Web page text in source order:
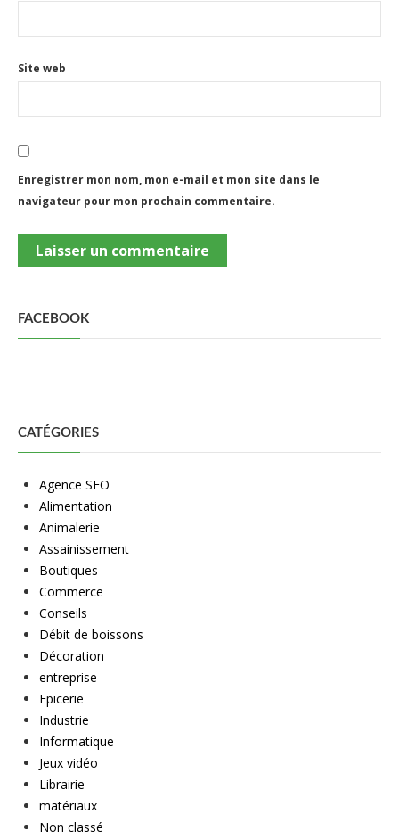
Site web
Enregistrer mon nom, mon e-mail et mon site dans le
navigateur pour mon prochain commentaire.
FACEBOOK
CATÉGORIES
Agence SEO
Alimentation
Animalerie
Assainissement
Boutiques
Commerce
Conseils
Débit de boissons
Décoration
entreprise
Epicerie
Industrie
Informatique
Jeux vidéo
Librairie
matériaux
Non classé